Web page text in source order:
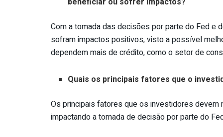
Com a tomada das decisões por parte do Fed e
sofram impactos positivos, visto a possível
dependem mais de crédito, como o setor de
Quais os principais fatores que o
Os principais fatores que os investidores
impactando a tomada de decisão por parte do